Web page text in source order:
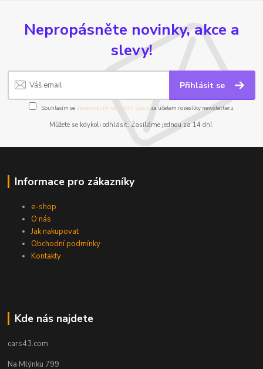
Nepropásněte novinky, akce a
slevy!
Přihlásit se
Souhlasím se zpracováním osobních údajůza účelem rozesílky newsletteru.
Můžete se kdykoli odhlásit. Zasíláme jednou za 14 dní.
Informace pro zákazníky
e-shop
O nás
Jak nakupovat
Obchodní podmínky
Kontakty
Kde nás najdete
cars43.com
Na Mlýnku 799